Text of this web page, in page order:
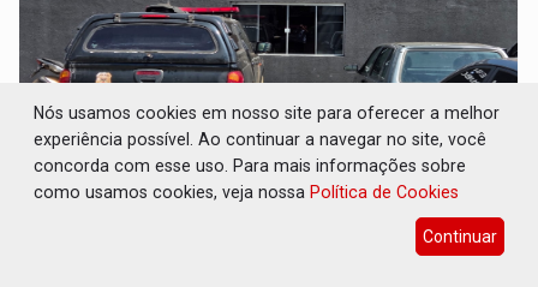
ROUBO INVENTADO: PC desmascara 'golpe
do seguro' e indicia homem por falsa
Nós usamos cookies em nosso site para oferecer a melhor
experiência possível. Ao continuar a navegar no site, você
concorda com esse uso. Para mais informações sobre
como usamos cookies, veja nossa Política de Cookies
Continuar